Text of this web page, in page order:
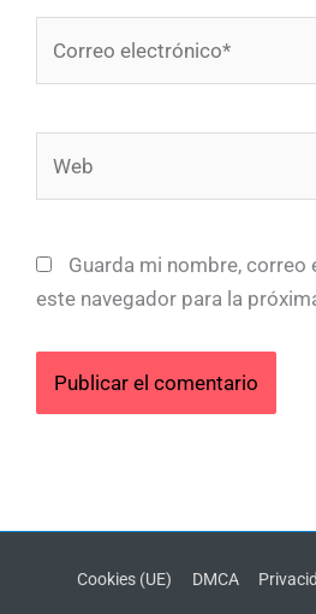
electrónico*
Guarda mi nombre, correo
este navegador para la
Cookies (UE) DMCA